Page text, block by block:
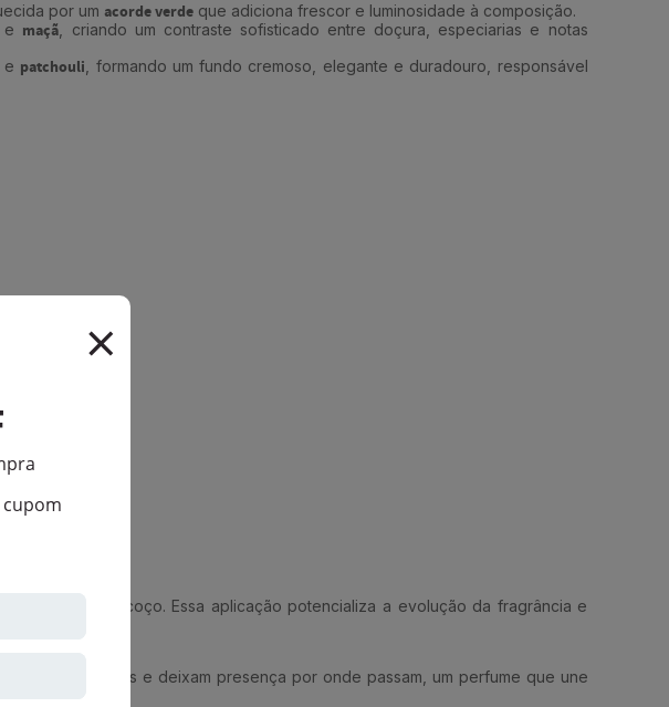
por um acorde verdeque adiciona frescor e luminosidade à composição.
e maçã, criando um contraste sofisticado entre doçura, especiarias e notas
patchouli, formando um fundo cremoso, elegante e duradouro, responsável
base do pescoço. Essa aplicação potencializa a evolução da fragrância e
histórias e deixam presença por onde passam, um perfume que une